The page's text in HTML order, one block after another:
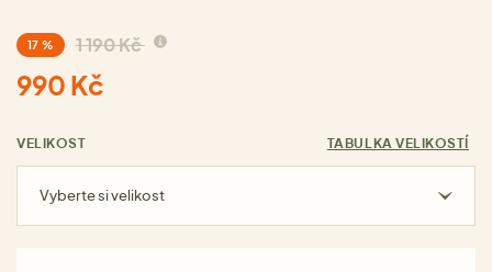
17 % 1 190 Kč
990 Kč
VELIKOST TABULKA VELIKOSTÍ
Vyberte si velikost